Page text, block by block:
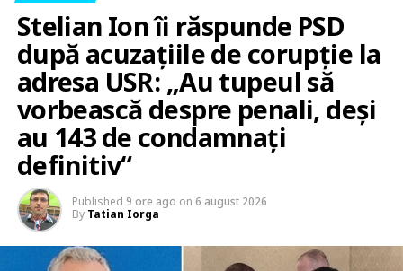
Stelian Ion îi răspunde PSD
după acuzațiile de corupție la
adresa USR: „Au tupeul să
vorbească despre penali, deși
au 143 de condamnați
definitiv“
Published 9 ore ago on 6 august 2026
By Tatian Iorga